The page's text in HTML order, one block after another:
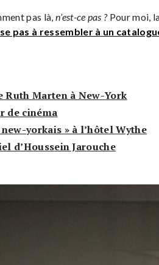
pas là, n’est-ce pas ?Pour moi,
pas à ressembler à un
Ruth Marten à New-York
de cinéma
yorkais » à l’hôtel Wythe
d’Houssein Jarouche